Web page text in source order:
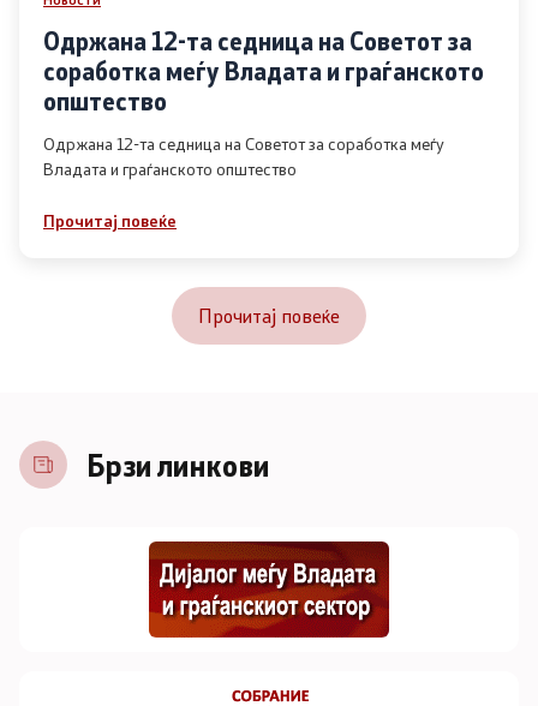
Одржана 12-та седница на Советот за
соработка меѓу Владата и граѓанското
општество
Одржана 12-та седница на Советот за соработка меѓу
Владата и граѓанското општество
Прочитај повеќе
Прочитај повеќе
Брзи линкови